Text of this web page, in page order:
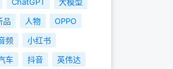
品 人物
OPPO
频
小红书
车 抖音
英伟达